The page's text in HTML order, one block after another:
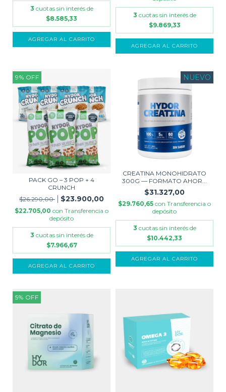
3 cuotas sin interés de
$8.585,33
AGREGAR AL CARRITO
3 cuotas sin interés de
$9.869,33
AGREGAR AL CARRITO
9% OFF
PACK GO – 3 POP + 4
CRUNCH
$26.290,00
$23.900,00
$22.705,00 con Transferencia o
depósito
3 cuotas sin interés de
$7.966,67
NUEVO
CREATINA MONOHIDRATO
300G — FORMATO AHOR...
$31.327,00
$29.760,65 con Transferencia o
depósito
3 cuotas sin interés de
$10.442,33
AGREGAR AL CARRITO
5% OFF